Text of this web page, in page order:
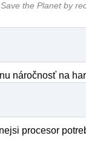
the Planet by
náročnosť na
procesor